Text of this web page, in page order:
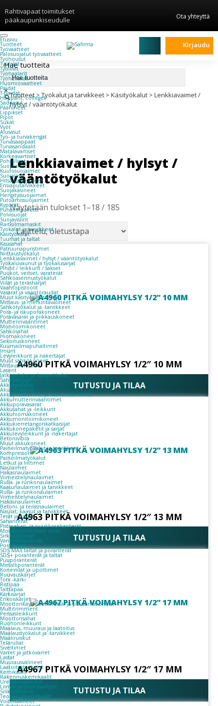
Rahtivapaat toimitukset
pääkaupunkiseudulle
Ota yhteyttä
Etusivu
Tuotteet
Työvaatteet
Palosuojatut työvaatteet
Työhousut
Työtakit
Työliivit
Työhaalarit
Työhanskat
Huomiovaatteet
Paidat
T-paidat
Hupparit, colleget
Sadeasut
Päähineet
Lippikset
Pipot
Sukat
Vyöt
Alusasut
Työ- ja turvakengät
Turvasaappaat
Turvasandaalit
Matalavartiset
Korkeavartiset
Pohjalliset
Suojaimet
Kuulosuojaimet
Suojalasit
Hitsaussuojaimet
Ensiaputarvikkeet
Suojakäsineet
Hengityssuojaimet
Putoamissuojaimet
Kypärät
Puhallinpaketti
Polvisuojat
Suojavisiirit
Raitisilmamaskit
Työkalut ja tarvikkeet
Käsityökalut
Tuurnat ja taltat
Käsisahat
Patruunapuristimet
Niittaustyökalut
Lenkkiavaimet / hylsyt / vääntötyökalut
Työkaluvaunut ja työkalusarjat
Pihdit / leikkurit / sakset
Puukot, veitset, varaterät
Sähköasennustyökalut
Viilat ja teräsharjat
Vaahtopistoolit
Vasarat ja vääntöraudat
Muut käsityökalut
Mittaus- ja merkintävälineet
Sähkötyökalut ja -tarvikkeet
Pora- ja iskuporakoneet
Poravasarat ja piikkauskoneet
Mutterinvääntimet
Monitoimikoneet
Sähkösahat
Hiomakoneet
Sekoituskoneet
Kuumailmapuhaltimet
Imurit
Levyleikkurit ja nakertajat
Muut sähkökoneet
Mittausvälineet
Laserit
Jatkojohdot ja kaapelikelat
Sähköteippi
Akkutyökalut
Akut ja laturit
Akkuporakoneet ja ruuvinvääntimet
Akkumutterinvääntimet
Akkuporavasarat
Akkusahat ja -leikkurit
Akkuhiomakoneet
Akkumonitoimikoneet
Akkukierretangonkatkaisijat
Akkukonepaketit ja sarjat
Akkulevyleikkurit ja -nakertajat
Betonivibra
Muut akkukoneet
Paineilmatyökalut ja tarvikkeet
Kompressorit
Paineilmatyökalut
Letkut ja liittimet
Naulaimet
Hakasnaulaimet
Viimeistelynaulaimet
Rulla- ja runkonaulaimet
Kaasunaulaimet ja tarvikkeet
Rulla- ja runkonaulaimet
Viimeistelynaulaimet
Hakasnaulaimet
Betoni- ja teräsnaulaimet
Naulat, kaasut ja tarvikkeet
Terät ja kärjet
Sahanterät
Pistosahan- ja puukkosahanterät
Monitoimikoneen terät
Sirkkelinterät
Vannesahanterät
Poranterät
SDS MAX taltat ja poranterät
SDS+ poranterät ja taltat
Puuporanterät
Metalliporanterät
Koneviilat ja upottimet
Ruuvauskärjet
Torx -kärki
Ristipää
Talttapää
Kärkisarjat
Erikoiskärjet
Moottorikäyttöiset metsä- ja puutarhakoneet
Multitrimmerit
Pensasleikkurit
Moottorisahat
Ruohonleikkurit
Maalaus, muuraus ja laatoitus
Maalaustyökalut ja -tarvikkeet
Maaliruiskut
Telarullat
Siveltimet
Varret ja jatkovarret
Lastat
Muurausvälineet
Laatoitustyökalut
Kemikaalit
Rakennuskemikaalit
Uretaanivaahdot
Liimat ja tiivistysaineet
Silikonitahna
Teollisuuskemikaalit
Voiteluaineet
Kirjaudu
Hae tuotteita
×
Tuotteet>Työkalut ja tarvikkeet > Käsityökalut > Lenkkiavaimet /
hylsyt / vääntötyökalut
Lenkkiavaimet / hylsyt /
vääntötyökalut
Näytetään tulokset 1–18 / 185
A4960 PITKÄ VOIMAHYLSY 1/2″ 10 MM
TUTUSTU JA TILAA
A4963 PITKÄ VOIMAHYLSY 1/2″ 13 MM
TUTUSTU JA TILAA
A4967 PITKÄ VOIMAHYLSY 1/2″ 17 MM
TUTUSTU JA TILAA